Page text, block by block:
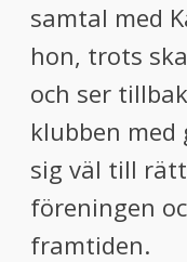
samtal med
hon, trots
och ser
klubben
sig väl till
föreningen
framtiden.